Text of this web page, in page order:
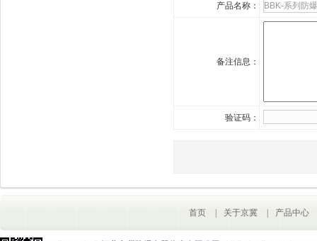
产品名称：
备注信息：
验证码：
首页 关于京冀 产品中心